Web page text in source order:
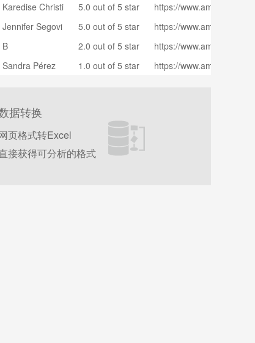
PVFZXELB46HZLAQ/
etr_d_gw_btm?ie=UTF8
Karedise Christi
5.0 out of 5 star
https://
OWRZFR7TUWQOR2A/
Jennifer Segovi
5.0 out of 5 star
https://
TQESSVFZ7RPGNA/
tr_d_gw_btm?ie=UTF8
B
2.0 out of 5 star
https://
KBB3J2KXKSL4DA/
Sandra Pérez
1.0 out of 5 star
https://
据转换
页格式转Excel
接获得可分析的格式